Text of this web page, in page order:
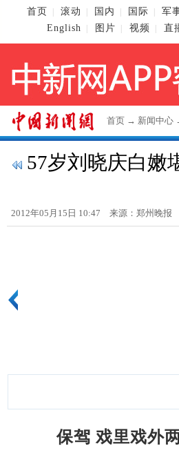
首页 滚动 国内 国际 军
English
图片 视频 直
首页 → 新闻中心
57岁刘晓庆白嫩
2012年05月15日 10:47 来源：郑州晚报
保驾 戏里戏外两